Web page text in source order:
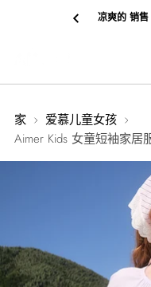
凉爽的 销
家
爱慕儿童女孩
Aimer Kids 女童短袖家居